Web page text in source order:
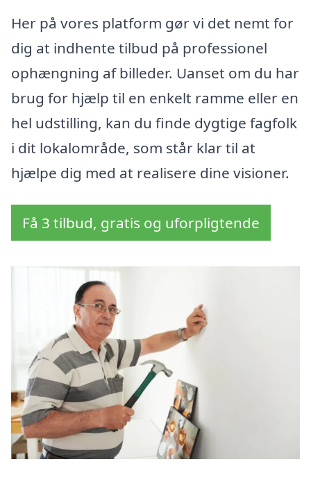
Her på vores platform gør vi det nemt for
dig at indhente tilbud på professionel
ophængning af billeder. Uanset om du har
brug for hjælp til en enkelt ramme eller en
hel udstilling, kan du finde dygtige fagfolk
i dit lokalområde, som står klar til at
hjælpe dig med at realisere dine visioner.
Få 3 tilbud, gratis og uforpligtende